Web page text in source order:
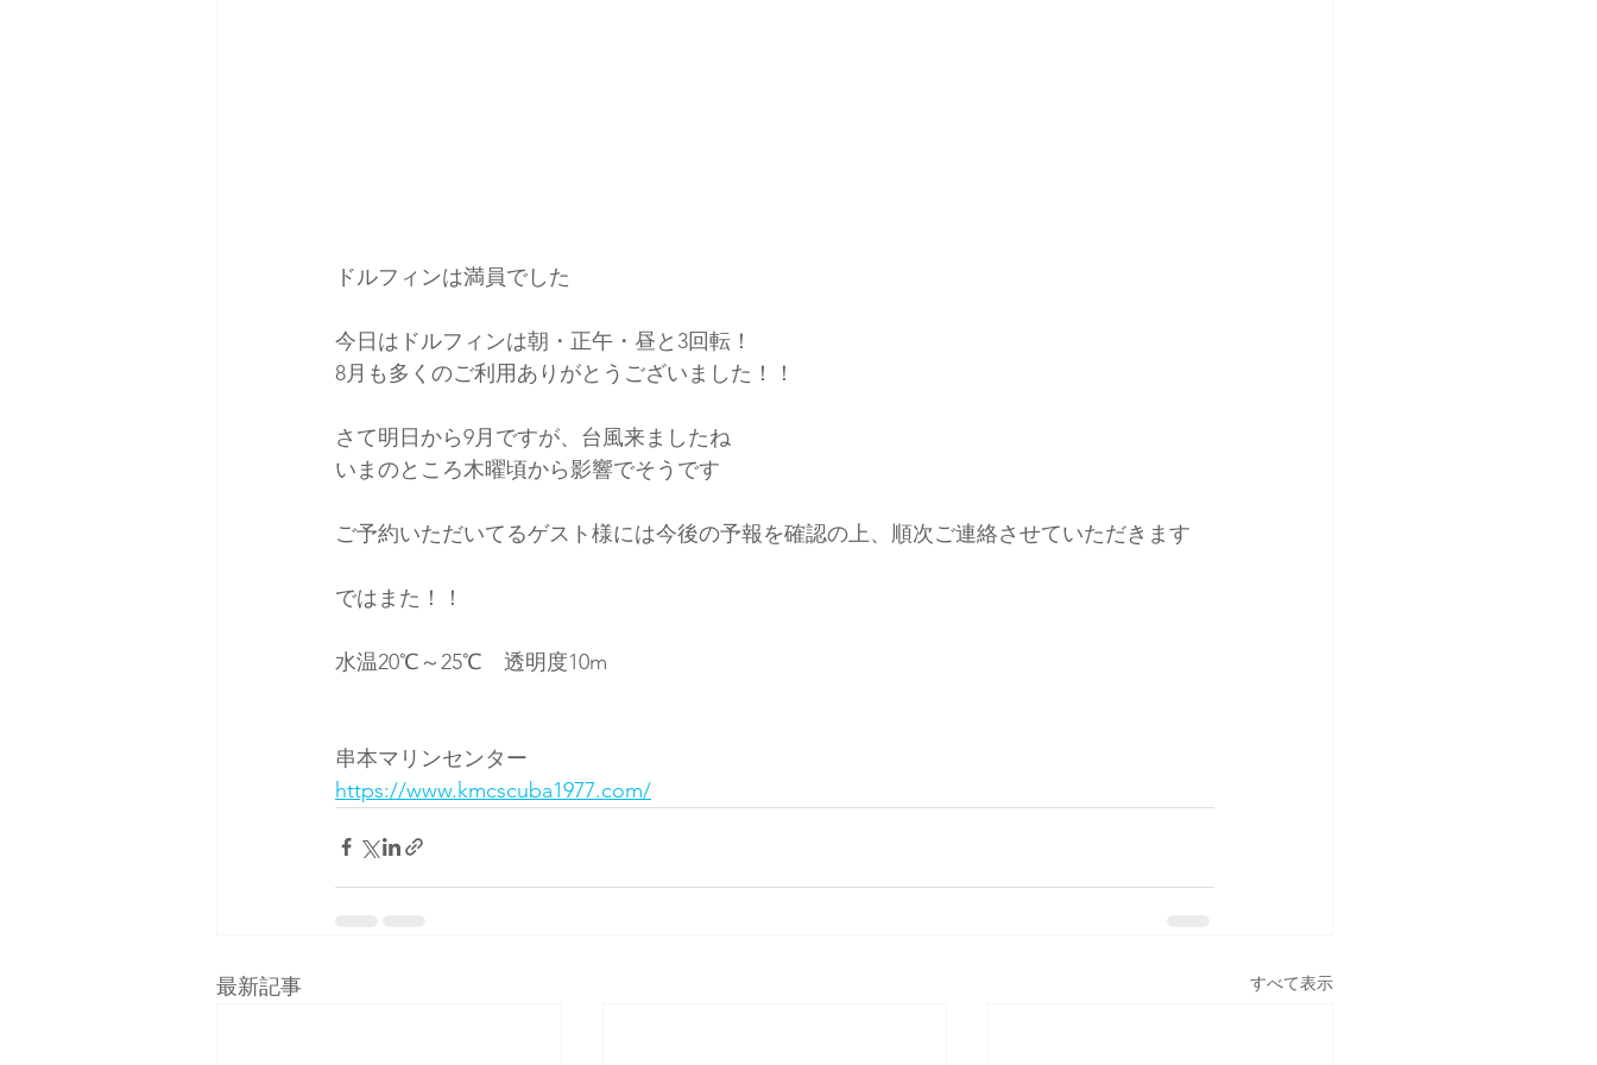
ドルフィンは満員でした
今日はドルフィンは朝・正午・昼と3回転！
8月も多くのご利用ありがとうございました！！
さて明日から9月ですが、台風来ましたね
いまのところ木曜頃から影響でそうです
ご予約いただいてるゲスト様には今後の予報を確認の上、順次ご連絡させていただきます
ではまた！！
水温20℃～25℃　透明度10m
串本マリンセンター
https://www.kmcscuba1977.com/
最新記事 すべて表示